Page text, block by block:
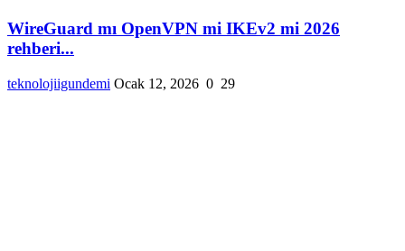
WireGuard mı OpenVPN mi IKEv2 mi 2026
rehberi...
teknolojiigundemi Ocak 12, 2026 0 29